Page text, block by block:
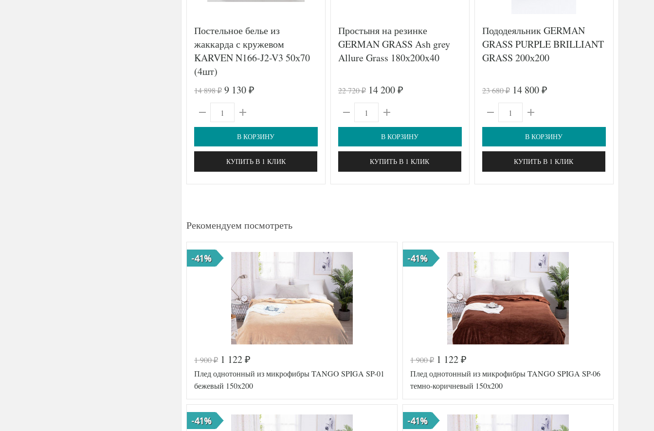
Постельное белье из
жаккарда с кружевом
KARVEN N166-J2-V3 50х70
(4шт)
14 898₽ 9 130 ₽
В КОРЗИНУ
КУПИТЬ В 1 КЛИК
Простыня на резинке
GERMAN GRASS Ash grey
Allure Grass 180х200x40
22 720₽ 14 200 ₽
В КОРЗИНУ
КУПИТЬ В 1 КЛИК
Пододеяльник GERMAN
GRASS PURPLE BRILLIANT
GRASS 200х200
23 680₽ 14 800 ₽
В КОРЗИНУ
КУПИТЬ В 1 КЛИК
Рекомендуем посмотреть
-41%
1 900₽ 1 122 ₽
Плед однотонный из микрофибры TANGO SPIGA SP-01
бежевый 150х200
-41%
1 900₽ 1 122 ₽
Плед однотонный из микрофибры TANGO SPIGA SP-06
темно-коричневый 150х200
-41% -41%